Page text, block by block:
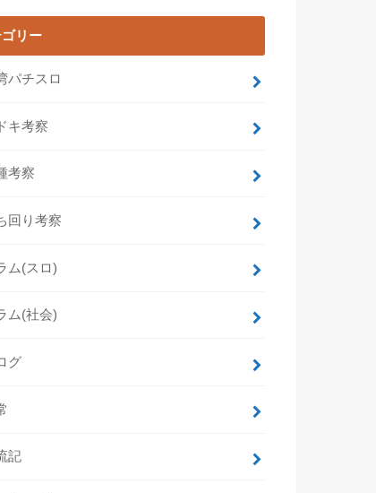
ゴリー
パチスロ
キ考察
考察
回り考察
ム(スロ)
ム(社会)
グ
記